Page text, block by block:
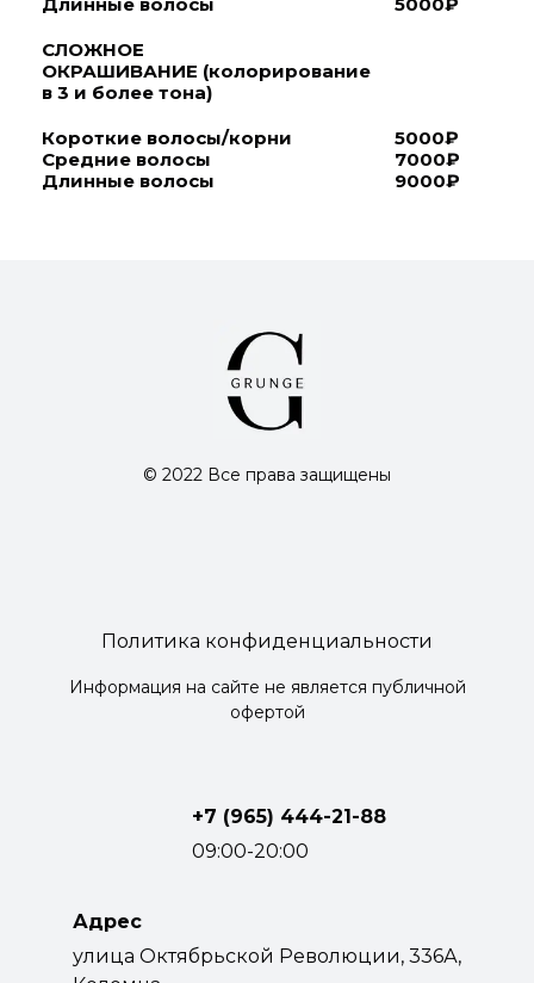
СЛОЖНОЕ
ОКРАШИВАНИЕ (колорирование
в 3 и более тона)
Короткие волосы/корни
Средние волосы
Длинные волосы
5000₽
7000₽
9000₽
© 2022 Все права защищены
Политика конфиденциальности
Информация на сайте не является публичной
офертой
+7 (965) 444-21-88
09:00-20:00
Адрес
улица Октябрьской Революции, 336А,